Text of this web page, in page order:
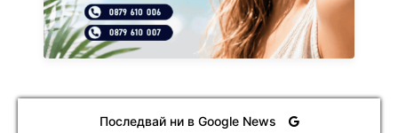
Последвай ни в Google News